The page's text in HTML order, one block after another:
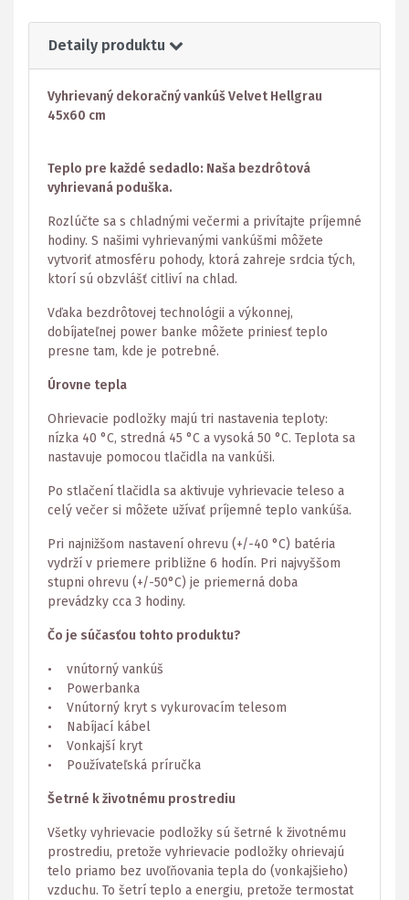
Detaily produktu
Vyhrievaný dekoračný vankúš Velvet Hellgrau
45x60 cm
Teplo pre každé sedadlo: Naša bezdrôtová
vyhrievaná poduška.
Rozlúčte sa s chladnými večermi a privítajte príjemné
hodiny. S našimi vyhrievanými vankúšmi môžete
vytvoriť atmosféru pohody, ktorá zahreje srdcia tých,
ktorí sú obzvlášť citliví na chlad.
Vďaka bezdrôtovej technológii a výkonnej,
dobíjateľnej power banke môžete priniesť teplo
presne tam, kde je potrebné.
Úrovne tepla
Ohrievacie podložky majú tri nastavenia teploty:
nízka 40 °C, stredná 45 °C a vysoká 50 °C. Teplota sa
nastavuje pomocou tlačidla na vankúši.
Po stlačení tlačidla sa aktivuje vyhrievacie teleso a
celý večer si môžete užívať príjemné teplo vankúša.
Pri najnižšom nastavení ohrevu (+/-40 °C) batéria
vydrží v priemere približne 6 hodín. Pri najvyššom
stupni ohrevu (+/-50°C) je priemerná doba
prevádzky cca 3 hodiny.
Čo je súčasťou tohto produktu?
• vnútorný vankúš
• Powerbanka
• Vnútorný kryt s vykurovacím telesom
• Nabíjací kábel
• Vonkajší kryt
• Používateľská príručka
Šetrné k životnému prostrediu
Všetky vyhrievacie podložky sú šetrné k životnému
prostrediu, pretože vyhrievacie podložky ohrievajú
telo priamo bez uvoľňovania tepla do (vonkajšieho)
vzduchu. To šetrí teplo a energiu, pretože termostat